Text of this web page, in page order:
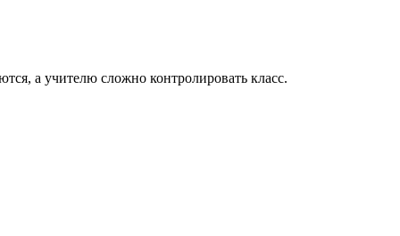
а учителю сложно контролировать класс.